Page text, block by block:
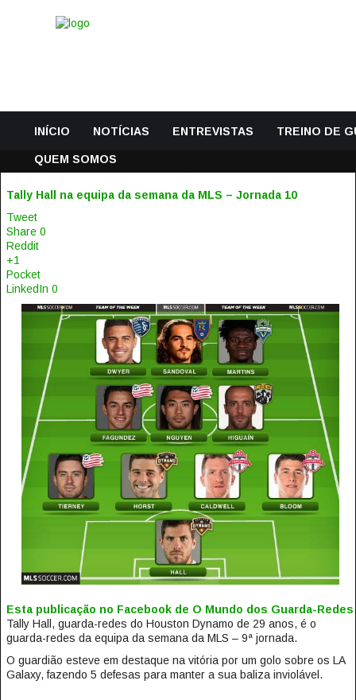
INÍCIO NOTÍCIAS ENTREVISTAS TREINO DE
QUEM SOMOS
Tally Hall na equipa da semana da MLS – Jornada 10
Tweet
Share 0
Reddit
+1
Pocket
LinkedIn 0
Esta publicação no Facebook de O Mundo dos Guarda-Redes
Tally Hall, guarda-redes do Houston Dynamo de 29 anos, é o
guarda-redes da equipa da semana da MLS – 9ª jornada.
O guardião esteve em destaque na vitória por um golo sobre os LA
Galaxy, fazendo 5 defesas para manter a sua baliza inviolável.